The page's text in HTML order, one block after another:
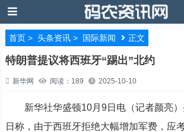
首页> 头条资讯> 国际新闻 正文
特朗普提议将西班牙“踢出”北约
新华网 阅读：189 2025-10-10
新华社华盛顿10月9日电（记者颜亮）
日称，由于西班牙拒绝大幅增加军费，应